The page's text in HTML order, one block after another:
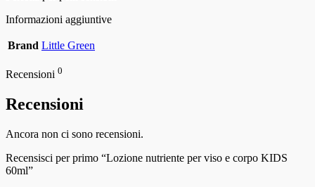
Informazioni aggiuntive
Brand Little Green
Recensioni 0
Recensioni
Ancora non ci sono recensioni.
Recensisci per primo “Lozione nutriente per viso e corpo KIDS
60ml”